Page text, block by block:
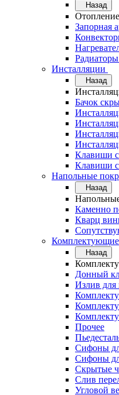
Назад
Отопление
Запорная
Инсталляции
Назад
Бачок
Клавиши
Клавиши
Напольные
Назад
Каменно
Кварц
Комплектующие
Назад
Донный
Излив
Прочее
Сифоны
Сифоны
Скрытые
Слив
Угловой